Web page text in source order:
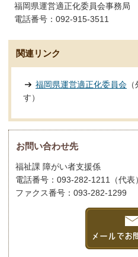
福岡県運営適正化委員会事務局
電話番号：092-915-3511
関連リンク
福岡県運営適正化委員会
す）
お問い合わせ先
福祉課 障がい者支援係
電話番号：093-282-1211（代表）
ファクス番号：093-282-1299